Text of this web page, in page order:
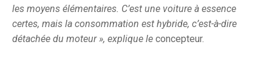
les moyens élémentaires. C’est une voiture à essence
certes, mais la consommation est hybride, c’est-à-dire
détachée du moteur », explique le concepteur.